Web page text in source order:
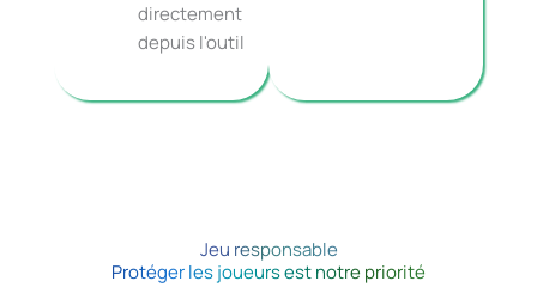
directement
depuis l'outil
Jeu responsable
Protéger les joueurs est notre priorité